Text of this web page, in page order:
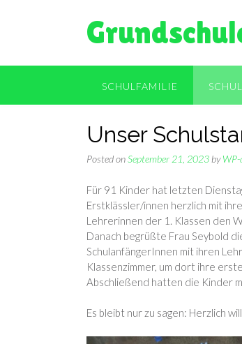
SCHULFAMILIE
Unser
Posted onSeptember 21, 2023 by
Für 91 Kinder hat letzten
Erstklässler/innen herzlich mit
Lehrerinnen der 1. Klassen den
Danach begrüßte Frau Seybold
SchulanfängerInnen mit ihren
Klassenzimmer, um dort ihre
Abschließend hatten die Kinder
Es bleibt nur zu sagen: Herzlich